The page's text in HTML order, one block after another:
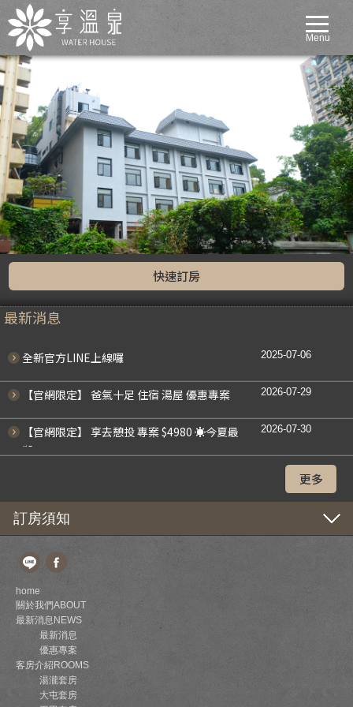
Menu
快速訂房
最新消息
全新官方LINE上線囉 2025-07-06
【官網限定】 爸氣十足 住宿 湯屋 優惠專案 2026-07-29
【官網限定】 享去憩投 專案 $4980 ☀今夏最
殺
2026-07-30
更多
訂房須知
home
關於我們ABOUT
最新消息NEWS
最新消息
優惠專案
客房介紹ROOMS
湯瀧套房
大屯套房